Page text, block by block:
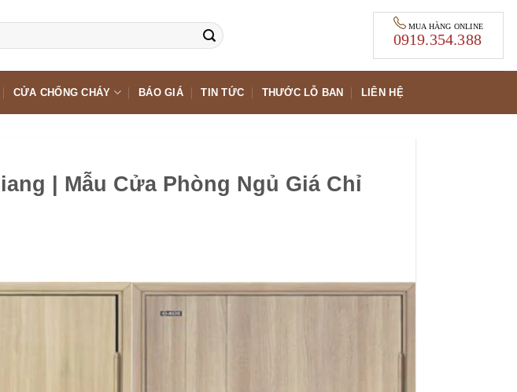
MUA HÀNG ONLINE
0919.354.388
CỬA CHỐNG CHÁY BÁO GIÁ TIN TỨC THƯỚC LỖ BAN LIÊN HỆ
| Mẫu Cửa Phòng Ngủ Giá Chỉ